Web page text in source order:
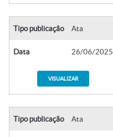
Tipo publicação Ata
Data 26/06/2025
VISUALIZAR
Tipo publicação Ata